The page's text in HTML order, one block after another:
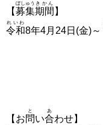
【募集
ぼしゅう
期間
きかん
】
令和
れいわ
8年4月24日(金)～
【お問
と
い合
あ
わせ】